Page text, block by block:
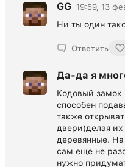
GG 19:59, 13
Ни ты один
Ответить
Да-да я
Кодовый замок
способен
также
двери(делая
деревянные.
сам еще не
нужно